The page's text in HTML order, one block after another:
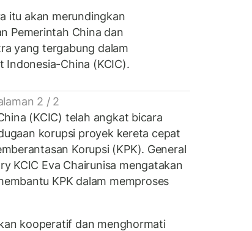
itu akan merundingkan
Pemerintah China dan
yang tergabung dalam
Indonesia-China (KCIC).
2 / 2
(KCIC) telah angkat bicara
korupsi proyek kereta cepat
Korupsi (KPK). General
KCIC Eva Chairunisa mengatakan
KPK dalam memproses
kooperatif dan menghormati